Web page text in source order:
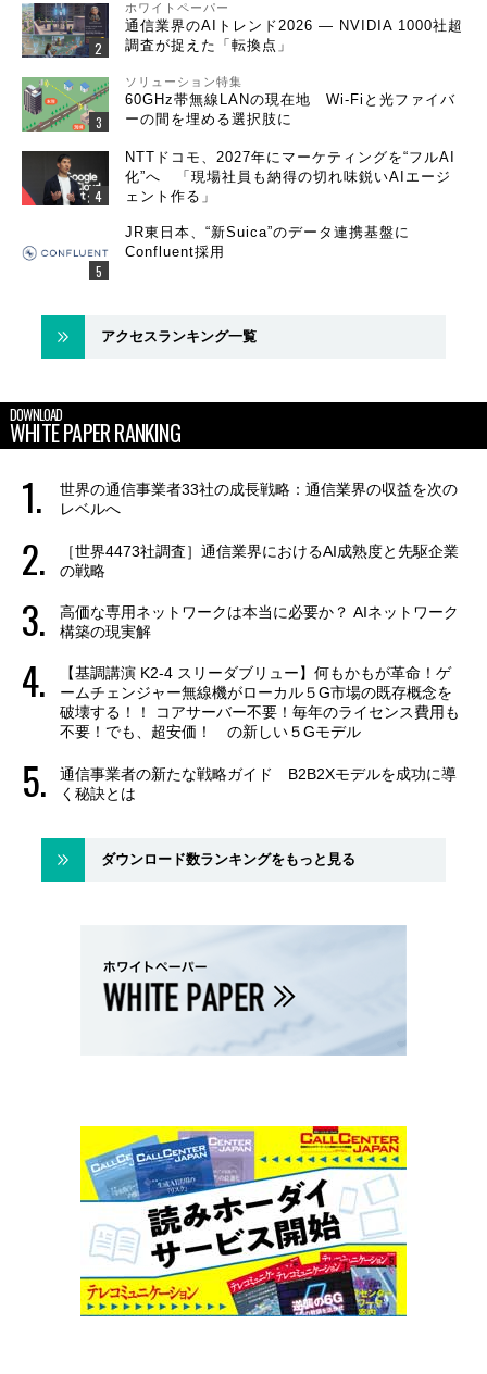
ホワイトペーパー
通信業界のAIトレンド2026 ― NVIDIA 1000社超
調査が捉えた「転換点」
ソリューション特集
60GHz帯無線LANの現在地 Wi-Fiと光ファイバ
ーの間を埋める選択肢に
NTTドコモ、2027年にマーケティングを“フルAI
化”へ 「現場社員も納得の切れ味鋭いAIエージ
ェント作る」
JR東日本、“新Suica”のデータ連携基盤に
Confluent採用
アクセスランキング一覧
DOWNLOAD
WHITE PAPER RANKING
世界の通信事業者33社の成長戦略：通信業界の収益を次の
レベルへ
［世界4473社調査］通信業界におけるAI成熟度と先駆企業
の戦略
高価な専用ネットワークは本当に必要か？ AIネットワーク
構築の現実解
【基調講演 K2-4 スリーダブリュー】何もかもが革命！ゲ
ームチェンジャー無線機がローカル５G市場の既存概念を
破壊する！！ コアサーバー不要！毎年のライセンス費用も
不要！でも、超安価！ の新しい５Gモデル
通信事業者の新たな戦略ガイド B2B2Xモデルを成功に導
く秘訣とは
ダウンロード数ランキングをもっと見る